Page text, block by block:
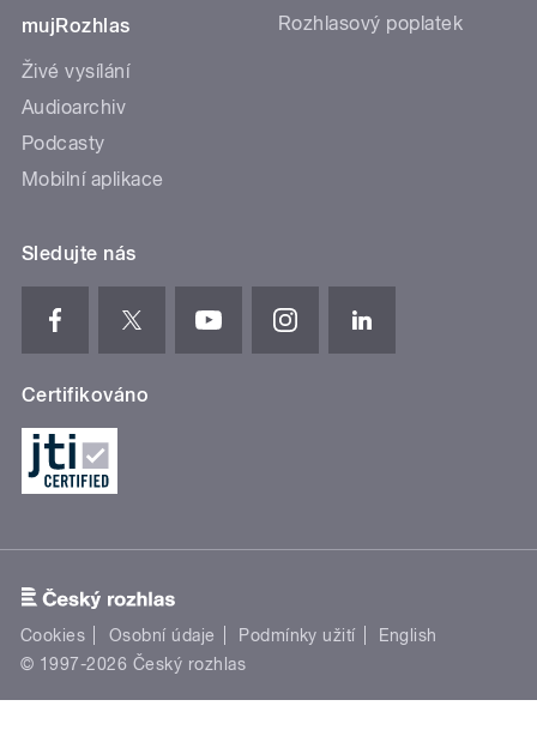
mujRozhlas
Živé vysílání
Audioarchiv
Podcasty
Mobilní aplikace
Rozhlasový poplatek
Sledujte nás
Certifikováno
Cookies Osobní údaje Podmínky užití
English
© 1997-2026 Český rozhlas